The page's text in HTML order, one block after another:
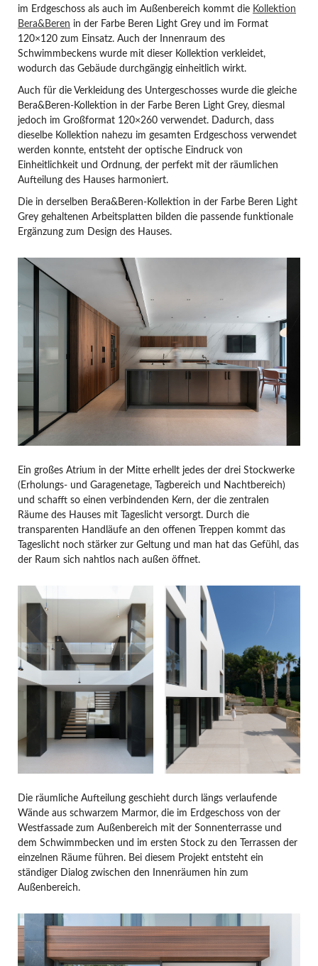
im Erdgeschoss als auch im Außenbereich kommt die Kollektion
Bera&Beren in der Farbe Beren Light Grey und im Format
120×120 zum Einsatz. Auch der Innenraum des
Schwimmbeckens wurde mit dieser Kollektion verkleidet,
wodurch das Gebäude durchgängig einheitlich wirkt.
Auch für die Verkleidung des Untergeschosses wurde die gleiche
Bera&Beren-Kollektion in der Farbe Beren Light Grey, diesmal
jedoch im Großformat 120×260 verwendet. Dadurch, dass
dieselbe Kollektion nahezu im gesamten Erdgeschoss verwendet
werden konnte, entsteht der optische Eindruck von
Einheitlichkeit und Ordnung, der perfekt mit der räumlichen
Aufteilung des Hauses harmoniert.
Die in derselben Bera&Beren-Kollektion in der Farbe Beren Light
Grey gehaltenen Arbeitsplatten bilden die passende funktionale
Ergänzung zum Design des Hauses.
Ein großes Atrium in der Mitte erhellt jedes der drei Stockwerke
(Erholungs- und Garagenetage, Tagbereich und Nachtbereich)
und schafft so einen verbindenden Kern, der die zentralen
Räume des Hauses mit Tageslicht versorgt. Durch die
transparenten Handläufe an den offenen Treppen kommt das
Tageslicht noch stärker zur Geltung und man hat das Gefühl, das
der Raum sich nahtlos nach außen öffnet.
Die räumliche Aufteilung geschieht durch längs verlaufende
Wände aus schwarzem Marmor, die im Erdgeschoss von der
Westfassade zum Außenbereich mit der Sonnenterrasse und
dem Schwimmbecken und im ersten Stock zu den Terrassen der
einzelnen Räume führen. Bei diesem Projekt entsteht ein
ständiger Dialog zwischen den Innenräumen hin zum
Außenbereich.